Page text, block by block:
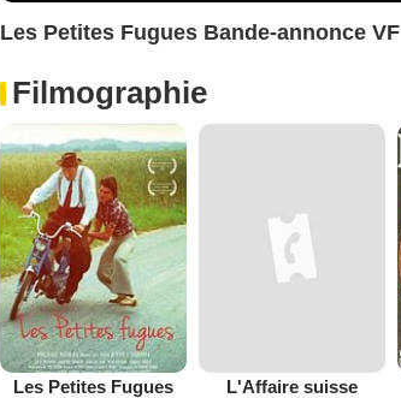
Les Petites Fugues Bande-annonce VF
Filmographie
Les Petites Fugues L'Affaire suisse